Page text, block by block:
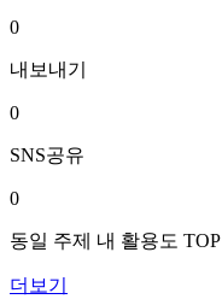
0
내보내기
0
SNS공유
0
동일 주제 내 활용도 TOP
더보기